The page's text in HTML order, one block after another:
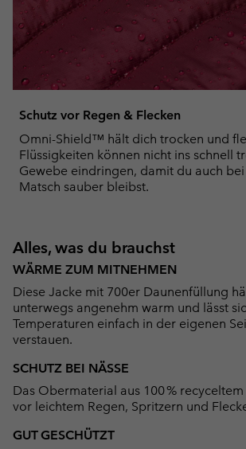
Schutz vor Regen & Flecken
Omni-Shield™ hält dich trocken und
Flüssigkeiten können nicht ins schnell
Gewebe eindringen, damit du auch bei
Matsch sauber bleibst.
Alles, was du brauchst
WÄRME ZUM MITNEHMEN
Diese Jacke mit 700er Daunenfüllung
unterwegs angenehm warm und lässt
Temperaturen einfach in der eigenen
verstauen.
SCHUTZ BEI NÄSSE
Das Obermaterial aus 100 %
vor leichtem Regen, Spritzern und
GUT GESCHÜTZT